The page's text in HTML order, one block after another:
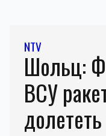
NTV
Шольц:
ВСУ